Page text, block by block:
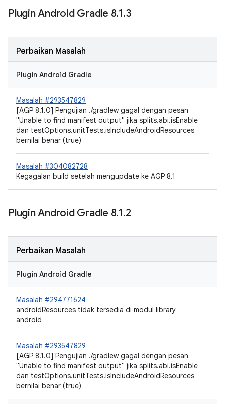
Plugin Android Gradle 8.1.3
Perbaikan Masalah
Plugin Android Gradle
Masalah #293547829
[AGP 8.1.0] Pengujian ./gradlew gagal dengan pesan
"Unable to find manifest output" jika splits.abi.isEnable
dan testOptions.unitTests.isIncludeAndroidResources
bernilai benar (true)
Masalah #304082728
Kegagalan build setelah mengupdate ke AGP 8.1
Plugin Android Gradle 8.1.2
Perbaikan Masalah
Plugin Android Gradle
Masalah #294771624
androidResources tidak tersedia di modul library
android
Masalah #293547829
[AGP 8.1.0] Pengujian ./gradlew gagal dengan pesan
"Unable to find manifest output" jika splits.abi.isEnable
dan testOptions.unitTests.isIncludeAndroidResources
bernilai benar (true)